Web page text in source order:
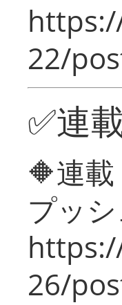
22/
✅連
🔶連
プッ
26/